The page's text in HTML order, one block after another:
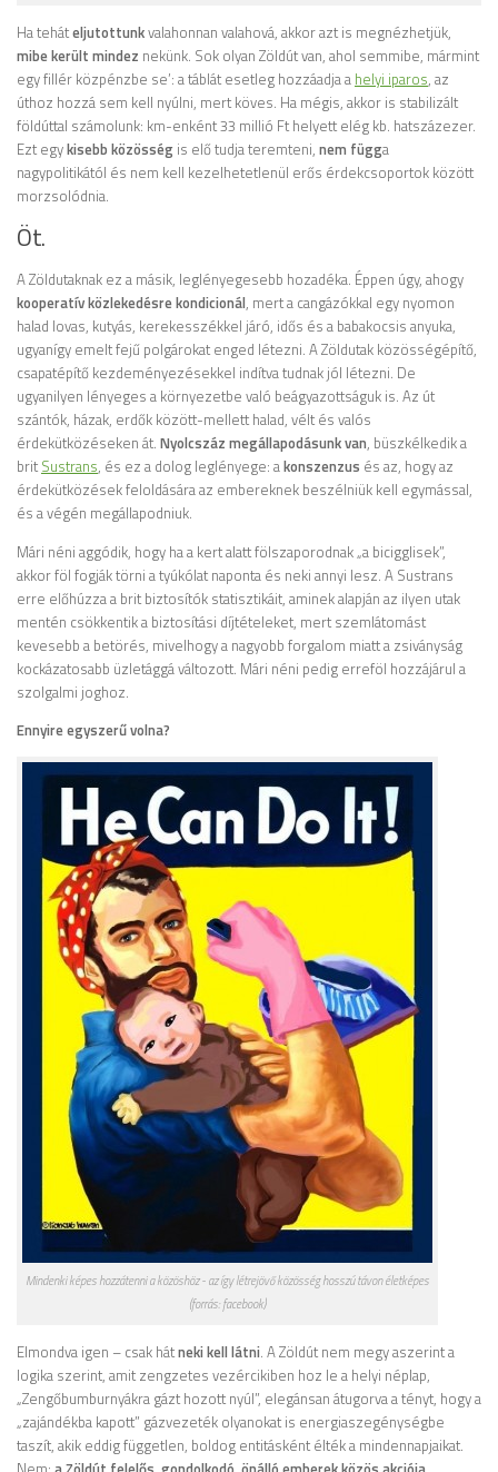
Ha teháteljutottunkvalahonnan valahová, akkor azt is megnézhetjük,
mibe került mindez nekünk. Sok olyan Zöldút van, ahol semmibe, mármint
egy fillér közpénzbe se’: a táblát esetleg hozzáadja a helyi iparos, az
úthoz hozzá sem kell nyúlni, mert köves. Ha mégis, akkor is stabilizált
földúttal számolunk: km-enként 33 millió Ft helyett elég kb. hatszázezer.
Ezt egykisebb közösség is elő tudja teremteni, nem függa
nagypolitikától és nem kell kezelhetetlenül erős érdekcsoportok között
morzsolódnia.
Öt.
A Zöldutaknak ez a másik, leglényegesebb hozadéka. Éppen úgy, ahogy
kooperatív közlekedésre kondicionál, mert a cangázókkal egy nyomon
halad lovas, kutyás, kerekesszékkel járó, idős és a babakocsis anyuka,
ugyanígy emelt fejű polgárokat enged létezni. A Zöldutak közösségépítő,
csapatépítő kezdeményezésekkel indítva tudnak jól létezni. De
ugyanilyen lényeges a környezetbe való beágyazottságuk is. Az út
szántók, házak, erdők között-mellett halad, vélt és valós
érdekütközéseken át. Nyolcszáz megállapodásunk van, büszkélkedik a
brit Sustrans, és ez a dolog leglényege: akonszenzus és az, hogy az
érdekütközések feloldására az embereknek beszélniük kell egymással,
és a végén megállapodniuk.
Mári néni aggódik, hogy ha a kert alatt fölszaporodnak „a bicigglisek”,
akkor föl fogják törni a tyúkólat naponta és neki annyi lesz. A Sustrans
erre előhúzza a brit biztosítók statisztikáit, aminek alapján az ilyen utak
mentén csökkentik a biztosítási díjtételeket, mert szemlátomást
kevesebb a betörés, mivelhogy a nagyobb forgalom miatt a zsiványság
kockázatosabb üzletággá változott. Mári néni pedig erreföl hozzájárul a
szolgalmi joghoz.
Ennyire egyszerű volna?
Mindenki képes hozzátenni a közöshöz - az így létrejövő közösség hosszú távon életképes
(forrás: facebook)
Elmondva igen – csak hátneki kell látni. A Zöldút nem megy aszerint a
logika szerint, amit zengzetes vezércikiben hoz le a helyi néplap,
„Zengőbumburnyákra gázt hozott nyúl”, elegánsan átugorva a tényt, hogy a
„zajándékba kapott” gázvezeték olyanokat is energiaszegénységbe
taszít, akik eddig független, boldog entitásként élték a mindennapjaikat.